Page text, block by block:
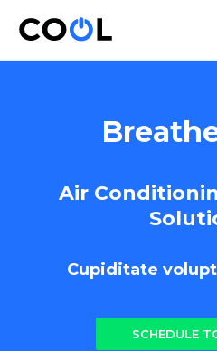
Air
Cupiditate
SCHEDULE